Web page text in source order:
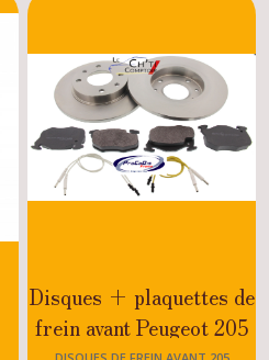
Disques + plaquettes de
frein avant Peugeot 205